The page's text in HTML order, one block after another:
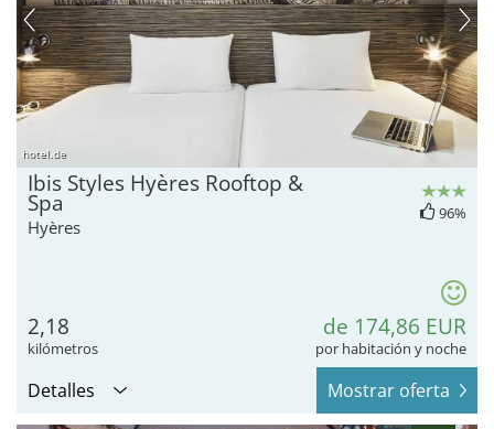
hotel.de
Ibis Styles Hyères Rooftop &
Spa
Hyères
96%
2,18
kilómetros
de 174,86 EUR
por habitación y noche
Detalles Mostrar oferta